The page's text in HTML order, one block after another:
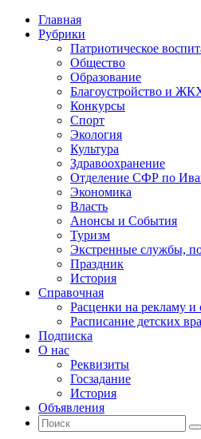
Главная
Рубрики
Патриотическое
Общество
Образование
Благоустройство и
Конкурсы
Спорт
Экология
Культура
Здравоохранение
Отделение СФР по
Экономика
Власть
Анонсы и События
Туризм
Экстренные службы,
Праздник
История
Справочная
Расценки на рекламу и
Расписание детских
Подписка
О нас
Реквизиты
Госзадание
История
Объявления
Поиск
Искать: